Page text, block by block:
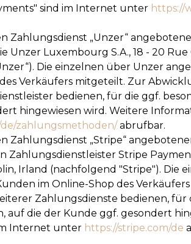
sind im Internet unter https://
Zahlungsdienst „Unzer“
Luxembourg S.A., 18 - 20 Rue
Die einzelnen über Unzer
Verkäufers mitgeteilt. Zur
bedienen, für die ggf.
hingewiesen wird. Weitere
/zahlungsmethoden/abrufbar.
Zahlungsdienst „Stripe“
Stripe
Irland (nachfolgend "Stripe"). Die
im Online-Shop des
Zahlungsdienste bedienen, für
die der Kunde ggf. gesondert
Internet unter https://stripe.com/de